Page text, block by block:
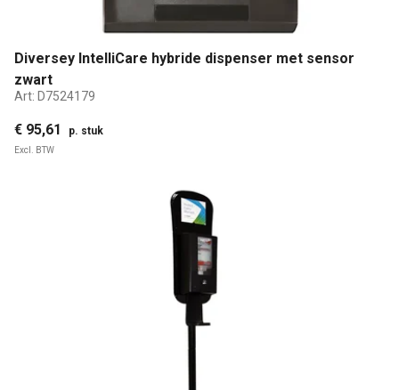
Diversey IntelliCare hybride dispenser met sensor
zwart
Art: D7524179
€ 95,61 p. stuk
Excl. BTW